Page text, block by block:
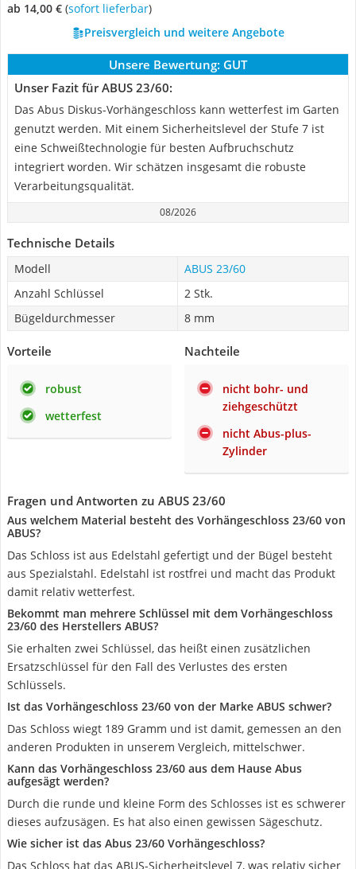
ab 14,00 € ( Sofort lieferbar)
Preisvergleich und weitere Angebote
Unsere Bewertung: GUT
Unser Fazit für ABUS 23/60:
Das Abus Diskus-Vorhängeschloss kann wetterfest im Garten
genutzt werden. Mit einem Sicherheitslevel der Stufe 7 ist
eine Schweißtechnologie für besten Aufbruchschutz
integriert worden. Wir schätzen insgesamt die robuste
Verarbeitungsqualität.
08/2026
Technische Details
Modell
ABUS 23/60
Anzahl Schlüssel
2 Stk.
Bügeldurchmesser
8 mm
Vorteile
robust
wetterfest
Nachteile
nicht bohr- und
ziehgeschützt
nicht Abus-plus-
Zylinder
Fragen und Antworten zu ABUS 23/60
Aus welchem Material besteht des Vorhängeschloss 23/60 von
ABUS?
Das Schloss ist aus Edelstahl gefertigt und der Bügel besteht
aus Spezialstahl. Edelstahl ist rostfrei und macht das Produkt
damit relativ wetterfest.
Bekommt man mehrere Schlüssel mit dem Vorhängeschloss
23/60 des Herstellers ABUS?
Sie erhalten zwei Schlüssel, das heißt einen zusätzlichen
Ersatzschlüssel für den Fall des Verlustes des ersten
Schlüssels.
Ist das Vorhängeschloss 23/60 von der Marke ABUS schwer?
Das Schloss wiegt 189 Gramm und ist damit, gemessen an den
anderen Produkten in unserem Vergleich, mittelschwer.
Kann das Vorhängeschloss 23/60 aus dem Hause Abus
aufgesägt werden?
Durch die runde und kleine Form des Schlosses ist es schwerer
dieses aufzusägen. Es hat also einen gewissen Sägeschutz.
Wie sicher ist das Abus 23/60 Vorhängeschloss?
Das Schloss hat das ABUS-Sicherheitslevel 7, was relativ sicher